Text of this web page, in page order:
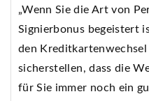
„Wenn Sie die Art von
Signierbonus begeistert
den
sicherstellen, dass die
für Sie immer noch ein